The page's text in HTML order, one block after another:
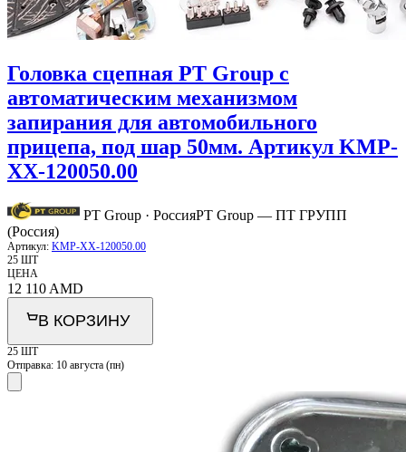
Головка сцепная PT Group с
автоматическим механизмом
запирания для автомобильного
прицепа, под шар 50мм. Артикул KMP-
XX-120050.00
PT Group · РоссияPT Group — ПТ ГРУПП
(Россия)
Артикул: KMP-XX-120050.00
25 ШТ
ЦЕНА
12 110 AMD
В КОРЗИНУ
25 ШТ
Отправка: 10 августа (пн)